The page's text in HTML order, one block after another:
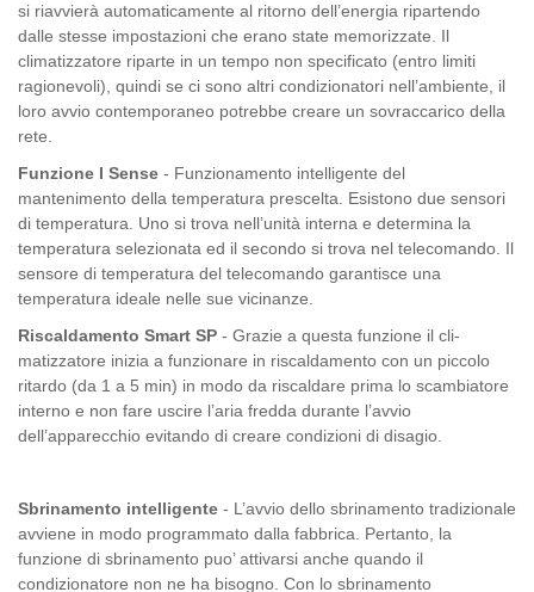
si riavvierà automaticamen­te al ritorno dell’energia ripar­tendo
dalle stesse imposta­zioni che erano state memo­rizzate. Il
climatizzatore ripar­te in un tempo non specificato (entro limiti
ragionevoli), quin­di se ci sono altri condiziona­tori nell’ambiente, il
loro avvio contemporaneo potrebbe cre­are un sovraccarico della
rete.
Funzione I Sense - Funzionamento intelligente del
mantenimento della tempera­tura prescelta. Esistono due sensori
di temperatura. Uno si trova nell’unità interna e de­termina la
temperatura sele­zionata ed il secondo si trova nel telecomando. Il
sensore di temperatura del telecomando garantisce una
temperatura ideale nelle sue vicinanze.
Riscaldamento Smart SP - Grazie a questa funzione il cli­
matizzatore inizia a funzionare in riscaldamento con un picco­lo
ritardo (da 1 a 5 min) in modo da riscaldare prima lo scam­biatore
interno e non fare usci­re l’aria fredda durante l’avvio
dell’apparecchio evitando di creare condizioni di disagio.
Sbrinamento intelligente - L’avvio dello sbrinamento tradizionale
avviene in modo programmato dalla fabbrica. Pertanto, la
funzione di sbri­namento puo’ attivarsi anche quando il
condizionatore non ne ha bisogno. Con lo sbri­namento